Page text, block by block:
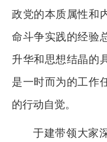
政党的本质属性和
命斗争实践的经验
升华和思想结晶的
是一时而为的工作
的行动自觉。
于建带领大家